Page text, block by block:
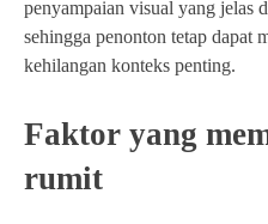
penyampaian visual yang jelas
sehingga penonton tetap dapat
kehilangan konteks penting.
Faktor yang
rumit